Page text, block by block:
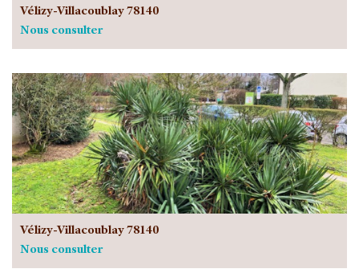
Vélizy-Villacoublay 78140
Nous consulter
Vélizy-Villacoublay 78140
Nous consulter